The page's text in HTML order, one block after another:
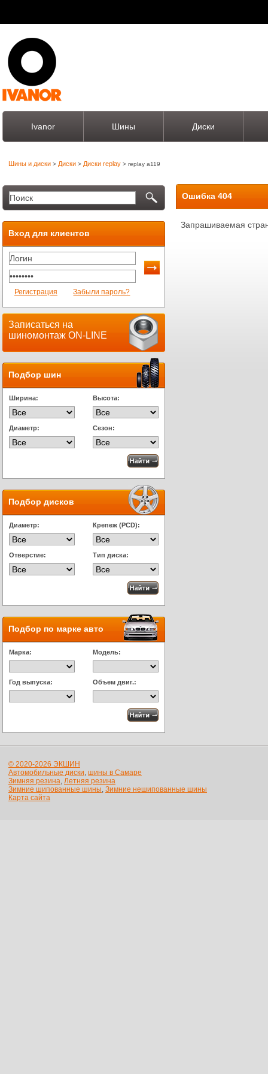
Ivanor Шины Диски
Шины и диски > Диски > Диски replay > replay a119
Вход для клиентов
Регистрация Забыли пароль?
Записаться на
шиномонтаж ON-LINE
Подбор шин
Ширина: Высота:
Диаметр: Сезон:
Подбор дисков
Диаметр: Крепеж (PCD):
Отверстие: Тип диска:
Подбор по марке авто
Марка: Модель:
Год выпуска: Объем двиг.:
Ошибка 404
Запрашиваемая
© 2020-2026 ЭКШИН
Автомобильные диски, шины в Самаре
Зимняя резина, Летняя резина
Зимние шипованные шины, Зимние нешипованные шины
Карта сайта